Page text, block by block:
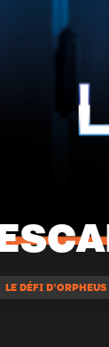
LE DÉFI